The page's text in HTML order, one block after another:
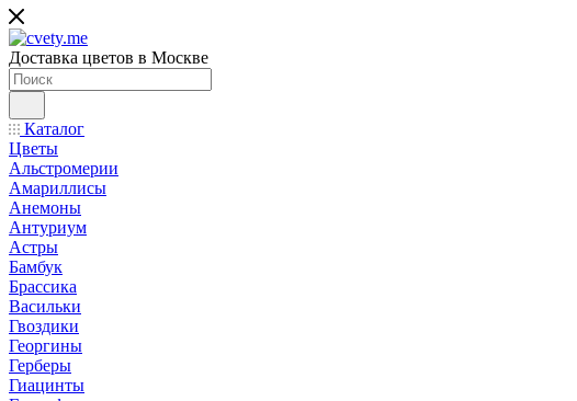
Доставка цветов в Москве
Каталог
Цветы
Альстромерии
Амариллисы
Анемоны
Антуриум
Астры
Бамбук
Брассика
Васильки
Гвоздики
Георгины
Герберы
Гиацинты